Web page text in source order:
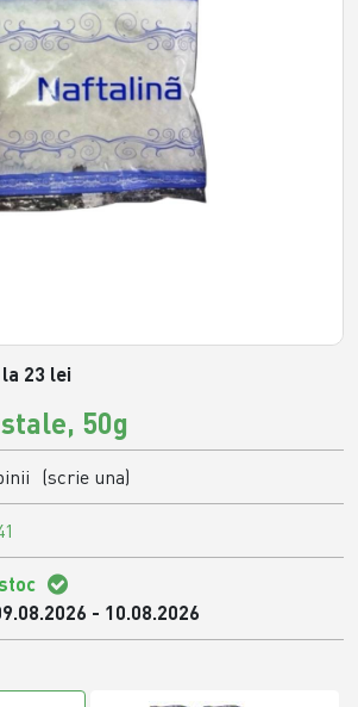
23 lei
50g
(scrie una)
- 10.08.2026